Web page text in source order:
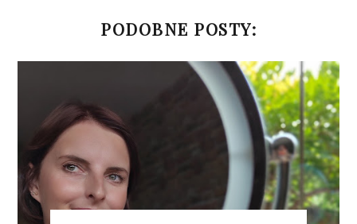
PODOBNE POSTY: